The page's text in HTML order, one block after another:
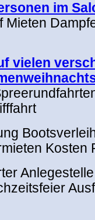
im
Mieten
vielen
Kosten